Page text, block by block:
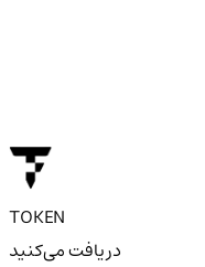
TOKEN
دریافت می‌کنید